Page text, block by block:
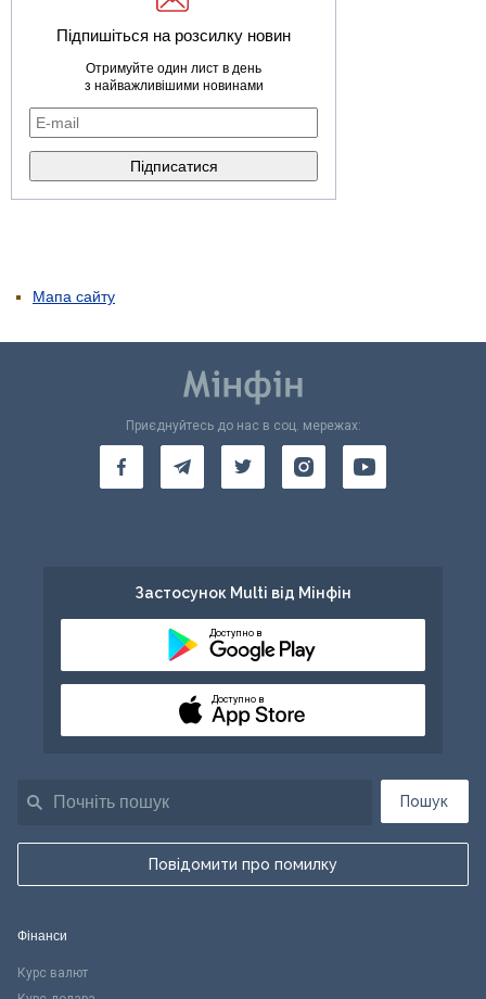
Підпишіться на розсилку новин
Отримуйте один лист в день
з найважливішими новинами
Мапа сайту
Пошук
Повідомити про помилку
Приєднуйтесь до нас в соц. мережах:
Застосунок Multi від Мінфін
Доступно в
Доступно в
Фінанси
Курс валют